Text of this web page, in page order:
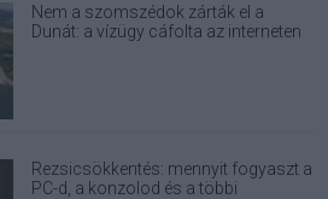
Nem a szomszédok zárták el a
Dunát: a vízügy cáfolta az interneten
Rezsicsökkentés: mennyit fogyaszt a
PC-d, a konzolod és a többi